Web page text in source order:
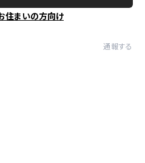
住まいの方向け
通報する